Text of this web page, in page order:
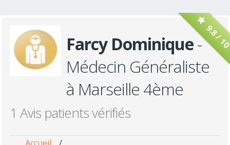
9.8 /
Farcy Dominique-
Médecin Généraliste
à Marseille 4ème
1 Avis patients vérifiés